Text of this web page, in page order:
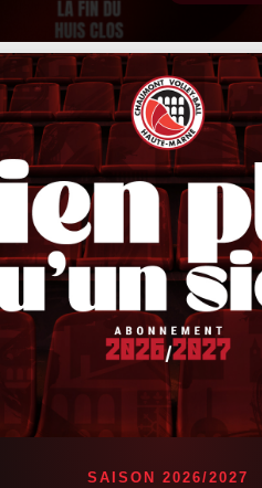
bientôt ouverts
a lieu mi août pour les premiers
saison, comme à son habitude, le
les entraînements au public.
privilégiés
SAISON 2026/2027